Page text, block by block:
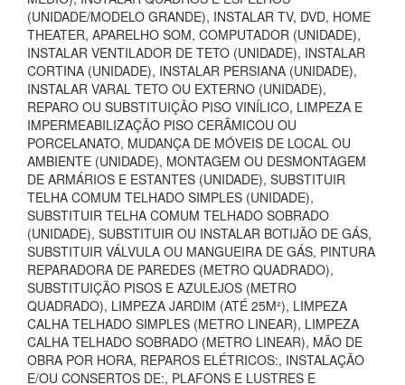
(UNIDADE/MODELO GRANDE), INSTALAR TV, DVD, HOME
THEATER, APARELHO SOM, COMPUTADOR (UNIDADE),
INSTALAR VENTILADOR DE TETO (UNIDADE), INSTALAR
CORTINA (UNIDADE), INSTALAR PERSIANA (UNIDADE),
INSTALAR VARAL TETO OU EXTERNO (UNIDADE),
REPARO OU SUBSTITUIÇÃO PISO VINÍLICO, LIMPEZA E
IMPERMEABILIZAÇÃO PISO CERÂMICOU OU
PORCELANATO, MUDANÇA DE MÓVEIS DE LOCAL OU
AMBIENTE (UNIDADE), MONTAGEM OU DESMONTAGEM
DE ARMÁRIOS E ESTANTES (UNIDADE), SUBSTITUIR
TELHA COMUM TELHADO SIMPLES (UNIDADE),
SUBSTITUIR TELHA COMUM TELHADO SOBRADO
(UNIDADE), SUBSTITUIR OU INSTALAR BOTIJÃO DE GÁS,
SUBSTITUIR VÁLVULA OU MANGUEIRA DE GÁS, PINTURA
REPARADORA DE PAREDES (METRO QUADRADO),
SUBSTITUIÇÃO PISOS E AZULEJOS (METRO
QUADRADO), LIMPEZA JARDIM (ATÉ 25M²), LIMPEZA
CALHA TELHADO SIMPLES (METRO LINEAR), LIMPEZA
CALHA TELHADO SOBRADO (METRO LINEAR), MÃO DE
OBRA POR HORA, REPAROS ELÉTRICOS:, INSTALAÇÃO
E/OU CONSERTOS DE:, PLAFONS E LUSTRES E